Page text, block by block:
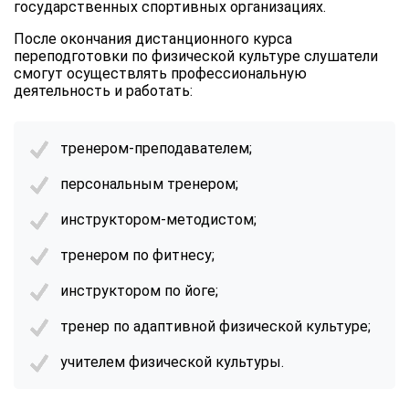
государственных спортивных организациях.
После окончания дистанционного курса
переподготовки по физической культуре слушатели
смогут осуществлять профессиональную
деятельность и работать:
тренером-преподавателем;
персональным тренером;
инструктором-методистом;
тренером по фитнесу;
инструктором по йоге;
тренер по адаптивной физической культуре;
учителем физической культуры.